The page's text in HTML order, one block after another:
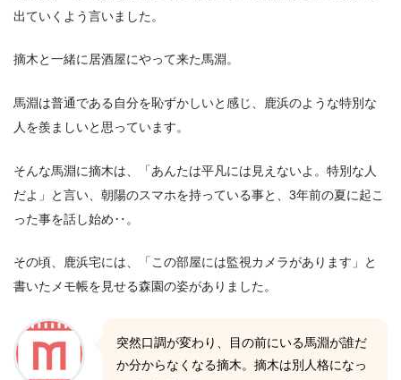
出ていくよう言いました。
摘木と一緒に居酒屋にやって来た馬淵。
馬淵は普通である自分を恥ずかしいと感じ、鹿浜のような特別な
人を羨ましいと思っています。
そんな馬淵に摘木は、「あんたは平凡には見えないよ。特別な人
だよ」と言い、朝陽のスマホを持っている事と、3年前の夏に起こ
った事を話し始め‥。
その頃、鹿浜宅には、「この部屋には監視カメラがあります」と
書いたメモ帳を見せる森園の姿がありました。
突然口調が変わり、目の前にいる馬淵が誰だ
か分からなくなる摘木。摘木は別人格になっ